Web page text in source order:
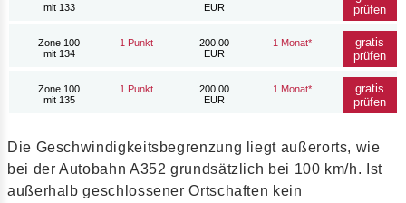
mit 133
EUR
prüfen
Zone 100
mit 134
1 Punkt
200,00
EUR
1 Monat*
gratis
prüfen
Zone 100
mit 135
1 Punkt
200,00
EUR
1 Monat*
gratis
prüfen
Die Geschwindigkeitsbegrenzung liegt außerorts, wie
bei der Autobahn A352 grundsätzlich bei 100 km/h. Ist
außerhalb geschlossener Ortschaften kein